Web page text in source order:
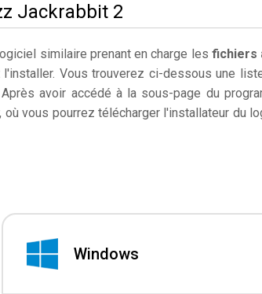
Jackrabbit 2
similaire prenant en charge les fichiers
Vous trouverez ci-dessous une
avoir accédé à la sous-page du
vous pourrez télécharger l'installateur du
Windows